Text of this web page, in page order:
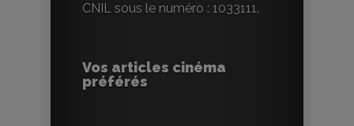
CNIL sous le numéro : 1033111.
Vos articles cinéma
préférés